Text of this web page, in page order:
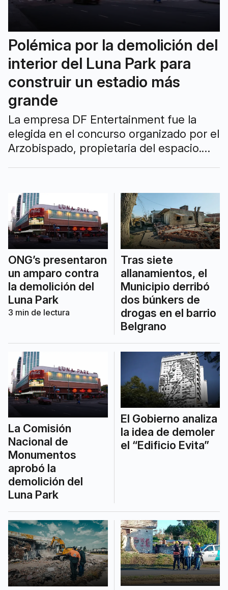
Polémica por la demolición del
interior del Luna Park para
construir un estadio más
grande
La empresa DF Entertainment fue la
elegida en el concurso organizado por el
Arzobispado, propietaria del espacio.
ONG’s presentaron
un amparo contra
la demolición del
Luna Park
3 min de lectura
Tras siete
allanamientos, el
Municipio derribó
dos búnkers de
drogas en el barrio
Belgrano
La Comisión
Nacional de
Monumentos
aprobó la
demolición del
Luna Park
El Gobierno analiza
la idea de demoler
el “Edificio Evita”